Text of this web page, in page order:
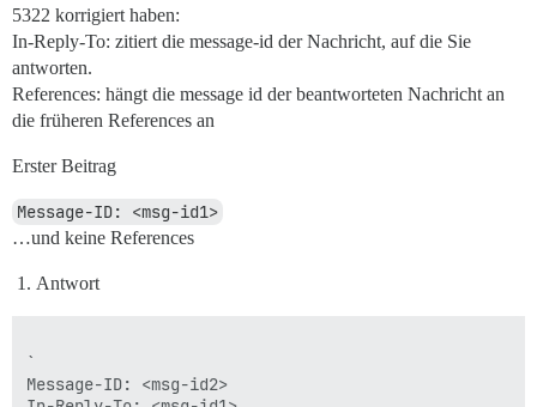
5322 korrigiert haben:
In-Reply-To: zitiert die message-id der Nachricht, auf die Sie
antworten.
References: hängt die message id der beantworteten Nachricht an
die früheren References an
Erster Beitrag
Message-ID: <msg-id1>
…und keine References
Antwort
`
Message-ID: <msg-id2>